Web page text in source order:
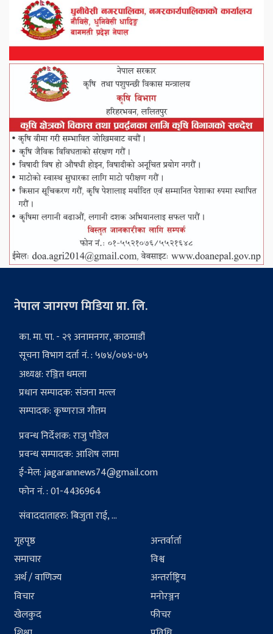
नेपाल जागरण मिडिया प्रा. लि.
का. मा. पा. - २९ अनामनगर, काठमाडौं
सूचना विभाग दर्ता नं. : ५७४/०७४-७५
अध्यक्ष: रञ्जित धमला
प्रधान सम्पादक: संजना मल्ल
सम्पादक: कृष्णराज गौतम
प्रवन्ध निर्देशक: राजु पौडेल
प्रवन्ध सम्पादक: आशिष लामा
ई-मेल:jagarannews74@gmail.com
फोन नं. : 01-4436964
संवाददाताहरु: बिजुता राई, ...
गृहपृष्ठ
समाचार
अर्थ / वाणिज्य
विचार
खेलकुद
अन्तर्वार्ता
विश्व
अन्तर्राष्ट्रिय
मनोरञ्जन
फीचर